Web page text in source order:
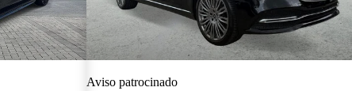
Aviso patrocinado